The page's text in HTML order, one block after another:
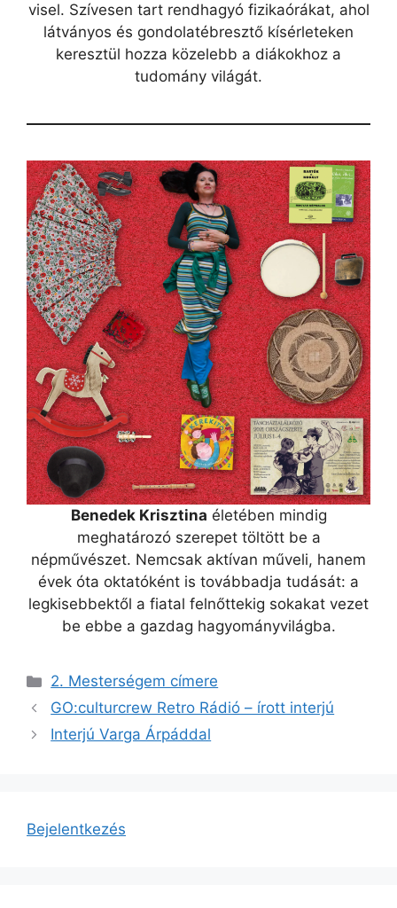
visel. Szívesen tart rendhagyó fizikaórákat, ahol
látványos és gondolatébresztő kísérleteken
keresztül hozza közelebb a diákokhoz a
tudomány világát.
Benedek Krisztina életében mindig
meghatározó szerepet töltött be a
népművészet. Nemcsak aktívan műveli, hanem
évek óta oktatóként is továbbadja tudását: a
legkisebbektől a fiatal felnőttekig sokakat vezet
be ebbe a gazdag hagyományvilágba.
Kategória
2. Mesterségem címere
GO:culturcrew Retro Rádió – írott interjú
Interjú Varga Árpáddal
Bejelentkezés